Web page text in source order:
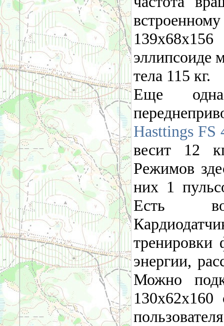
эллипсоиде
тела 115 кг.
Еще
Hasttings FS
весит 12
Режимов
них 1
Есть
тренировки
энергии,
Можно